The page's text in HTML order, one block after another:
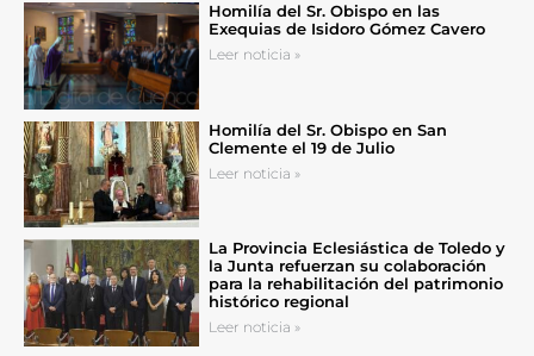
Homilía del Sr. Obispo en las
Exequias de Isidoro Gómez Cavero
Leer noticia »
Homilía del Sr. Obispo en San
Clemente el 19 de Julio
Leer noticia »
La Provincia Eclesiástica de Toledo y
la Junta refuerzan su colaboración
para la rehabilitación del patrimonio
histórico regional
Leer noticia »